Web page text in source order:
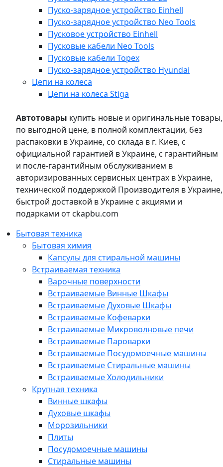
Пуско-зарядное устройство Einhell
Пуско-зарядное устройство Neo Tools
Пусковое устройство Einhell
Пусковые кабели Neo Tools
Пусковые кабели Topex
Пуско-зарядное устройство Hyundai
Цепи на колеса
Цепи на колеса Stiga
Автотовары купить новые и оригинальные товары,
по выгодной цене, в полной комплектации, без
распаковки в Украине, со склада в г. Киев, с
официальной гарантией в Украине, с гарантийным
и после-гарантийным обслуживанием в
авторизированных сервисных центрах в Украине,
технической поддержкой Производителя в Украине,
быстрой доставкой в Украине с акциями и
подарками от ckapbu.com
Бытовая техника
Бытовая химия
Капсулы для стиральной машины
Встраиваемая техника
Варочные поверхности
Встраиваемые Винные Шкафы
Встраиваемые Духовые Шкафы
Встраиваемые Кофеварки
Встраиваемые Микроволновые печи
Встраиваемые Пароварки
Встраиваемые Посудомоечные машины
Встраиваемые Стиральные машины
Встраиваемые Холодильники
Крупная техника
Винные шкафы
Духовые шкафы
Морозильники
Плиты
Посудомоечные машины
Стиральные машины